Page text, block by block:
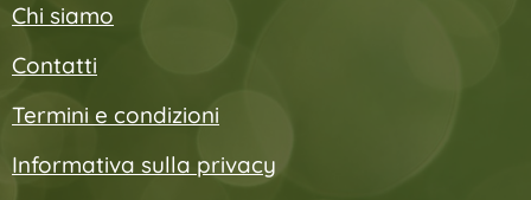
Chi siamo
Contatti
Termini e condizioni
Informativa sulla privacy